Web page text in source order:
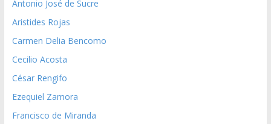
Antonio José de Sucre
Aristides Rojas
Carmen Delia Bencomo
Cecilio Acosta
César Rengifo
Ezequiel Zamora
Francisco de Miranda